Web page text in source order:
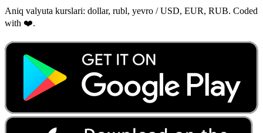
Aniq valyuta kurslari: dollar, rubl, yevro / USD, EUR, RUB. Coded
with ❤️.